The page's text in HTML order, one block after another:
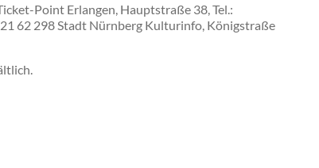
Point Erlangen, Hauptstraße 38, Tel.:
62 298 Stadt Nürnberg Kulturinfo, Königstraße